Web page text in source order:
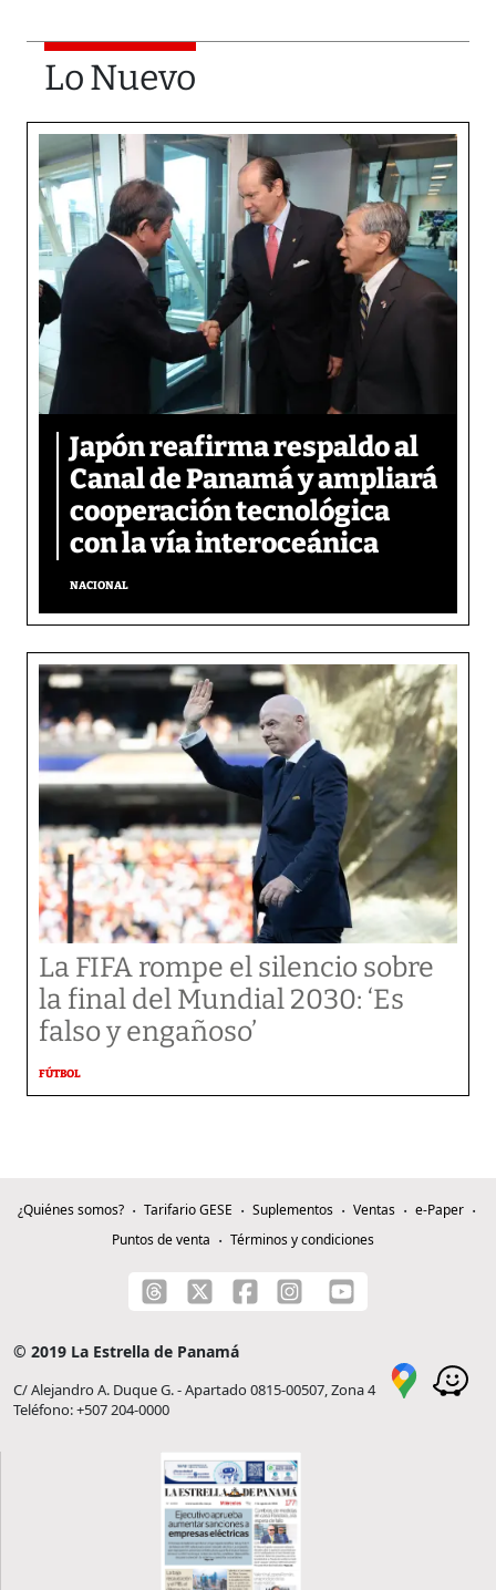
Lo Nuevo
Japón reafirma respaldo al
Canal de Panamá y ampliará
cooperación tecnológica
con la vía interoceánica
NACIONAL
La FIFA rompe el silencio sobre
la final del Mundial 2030: ‘Es
falso y engañoso’
FÚTBOL
¿Quiénes somos? Tarifario GESE Suplementos Ventas
e-Paper
Puntos de venta
Términos y condiciones
© 2019 La Estrella de Panamá
C/ Alejandro A. Duque G. - Apartado 0815-00507, Zona 4
Teléfono: +507 204-0000